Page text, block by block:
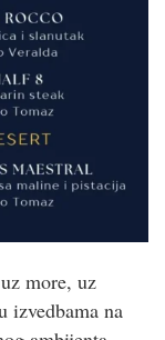
more, uz
izvedbama na